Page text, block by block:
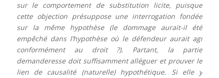
sur le comportement de substitution licite, puisque
cette objection présuppose une interrogation fondée
sur la même hypothèse (le dommage aurait-il été
empêché dans l’hypothèse où le défendeur aurait agi
conformément au droit ?). Partant, la partie
demanderesse doit suffisamment alléguer et prouver le
lien de causalité (naturelle) hypothétique. Si elle y